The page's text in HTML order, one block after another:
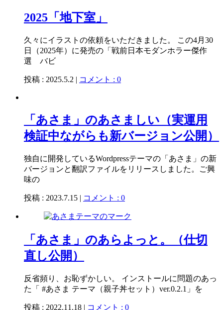
2025「地下室」
久々にイラストの依頼をいただきました。 この4月30
日（2025年）に発売の「戦前日本モダンホラー傑作
選 バビ
投稿 : 2025.5.2 | コメント : 0
「あさま」のあさましい（実運用
検証中ながらも新バージョン公開）
独自に開発しているWordpressテーマの「あさま」の新
バージョンと翻訳ファイルをリリースしました。ご興
味の
投稿 : 2023.7.15 | コメント : 0
「あさま」のあらよっと。（仕切
直し公開）
反省頻り、お恥ずかしい。 インストールに問題のあっ
た「 #あさま テーマ（親子丼セット）ver.0.2.1」を
投稿 : 2022.11.18 | コメント : 0